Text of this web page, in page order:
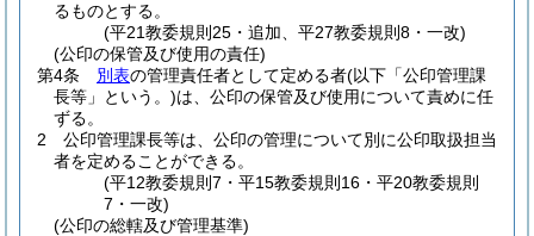
るものとする。
(平21教委規則25・追加、平27教委規則8・一改)
(公印の保管及び使用の責任)
第4条
別表の管理責任者として定める者(以下「公印管理課
長等」という。)は、公印の保管及び使用について責めに任
ずる。
2
公印管理課長等は、公印の管理について別に公印取扱担当
者を定めることができる。
(平12教委規則7・平15教委規則16・平20教委規則
7・一改)
(公印の総轄及び管理基準)